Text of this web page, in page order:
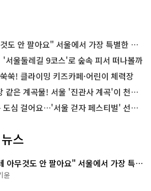
팔아요" 서울에서 가장 특별한 편의점의 정체
서울둘레길 9코스'로 숲속 피서 떠나볼까
쑥! 클라이밍 키즈카페·어린이 체력장
은 계곡물! 서울 '진관사 계곡'이 천국이네~
걸어요…'서울 걷자 페스티벌' 선착순 5천명
스
아무것도 안 팔아요" 서울에서 가장 특별
체
윤